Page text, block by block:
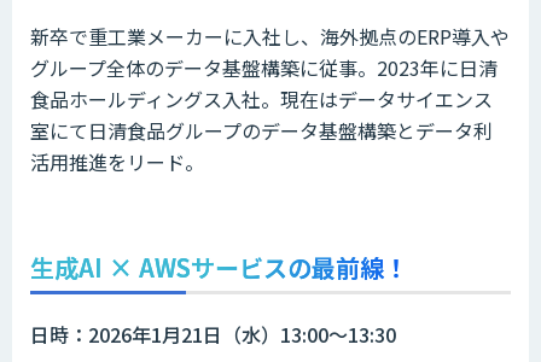
新卒で重工業メーカーに入社し、海外拠点のERP導入や
グループ全体のデータ基盤構築に従事。2023年に日清
食品ホールディングス入社。現在はデータサイエンス
室にて日清食品グループのデータ基盤構築とデータ利
活用推進をリード。
生成AI × AWSサービスの最前線！
日時：2026年1月21日（水）13:00～13:30